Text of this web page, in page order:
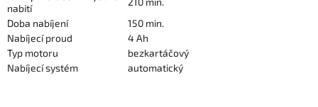
nabití
Doba nabíjení
150 min.
Nabíjecí proud
4 Ah
Typ motoru
bezkartáčový
Nabíjecí systém
automatický